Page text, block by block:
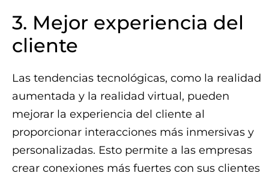
3. Mejor experiencia del
cliente
Las tendencias tecnológicas, como la realidad
aumentada y la realidad virtual, pueden
mejorar la experiencia del cliente al
proporcionar interacciones más inmersivas y
personalizadas. Esto permite a las empresas
crear conexiones más fuertes con sus clientes